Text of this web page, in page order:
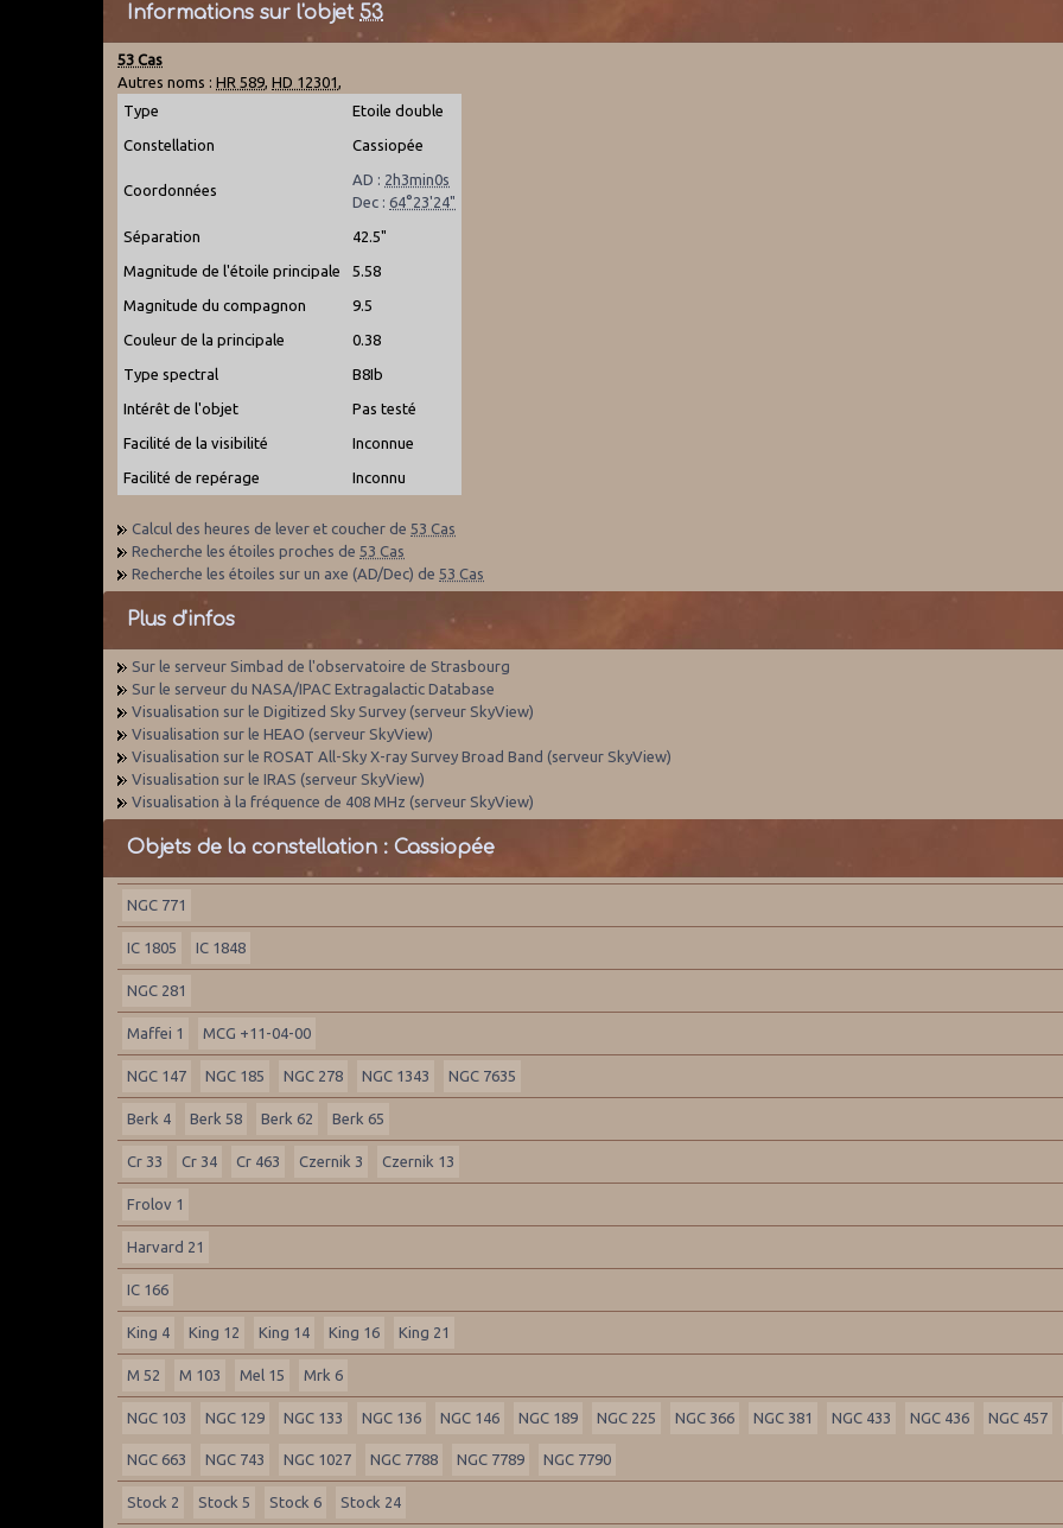
Informations sur l'objet 53
53 Cas
Autres noms :HR 589 ,HD 12301
Type
Etoile double
Constellation Cassiopée
Coordonnées
AD : 2h3min0s
Dec :64°23'24"
Séparation 42.5"
Magnitude de l'étoile principale 5.58
Magnitude du compagnon 9.5
Couleur de la principale 0.38
Type spectral B8Ib
Intérêt de l'objet Pas testé
Facilité de la visibilité Inconnue
Facilité de repérage Inconnu
Calcul des heures de lever et coucher de 53 Cas
Recherche les étoiles proches de 53 Cas
Recherche les étoiles sur un axe (AD/Dec) de 53 Cas
Plus d'infos
Sur le serveur Simbad de l'observatoire de Strasbourg
Sur le serveur du NASA/IPAC Extragalactic Database
Visualisation sur le Digitized Sky Survey (serveur SkyView)
Visualisation sur le HEAO (serveur SkyView)
Visualisation sur le ROSAT All-Sky X-ray Survey Broad Band (serveur SkyView)
Visualisation sur le IRAS (serveur SkyView)
Visualisation à la fréquence de 408 MHz (serveur SkyView)
Objets de la constellation : Cassiopée
NGC 771
IC 1805 IC 1848
NGC 281
Maffei 1 MCG +11-04-00
NGC 147 NGC 185 NGC 278 NGC 1343 NGC 7635
Berk 4 Berk 58 Berk 62 Berk 65
Cr 33 Cr 34 Cr 463 Czernik 3 Czernik 13
Frolov 1
Harvard 21
IC 166
King 4 King 12 King 14 King 16 King 21
M 52 M 103 Mel 15 Mrk 6
NGC 103 NGC 129 NGC 133 NGC 136 NGC 146 NGC 189 NGC 225 NGC 366 NGC 381 NGC 433 NGC 436 NGC 457
NGC 663 NGC 743 NGC 1027 NGC 7788 NGC 7789 NGC 7790
Stock 2 Stock 5 Stock 6 Stock 24